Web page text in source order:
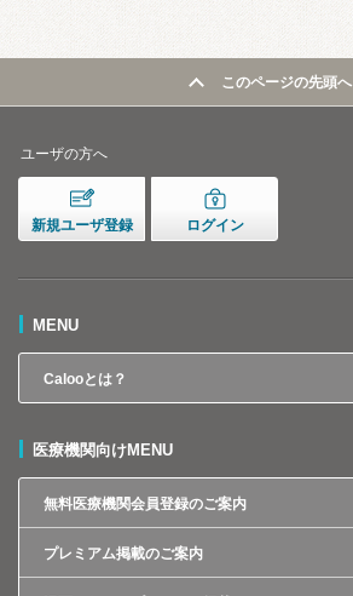
このページの先頭へ
ユーザの方へ
新規ユーザ登録 ログイン
MENU
Calooとは？
医療機関向けMENU
無料医療機関会員登録のご案内
プレミアム掲載のご案内